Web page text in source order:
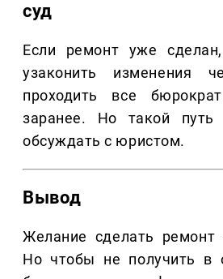
суд
Если ремонт уже
узаконить изменения
проходить все
заранее. Но такой
обсуждать с юристом.
Вывод
Желание сделать ремонт
Но чтобы не получить в